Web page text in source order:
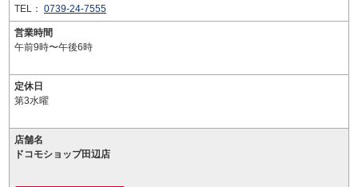
TEL： 0739-24-7555
営業時間
午前9時〜午後6時
定休日
第3水曜
店舗名
ドコモショップ田辺店